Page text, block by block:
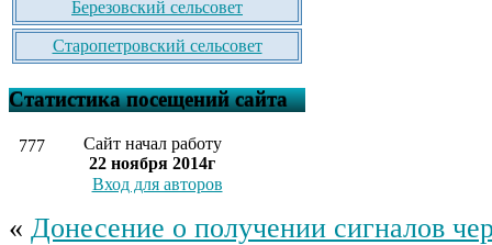
Березовский сельсовет
Старопетровский сельсовет
Статистика посещений сайта
777
Сайт начал работу
22 ноября 2014г
Вход для авторов
« Донесение о получении сигналов